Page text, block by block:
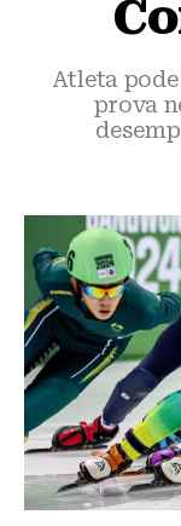
Atleta
prova